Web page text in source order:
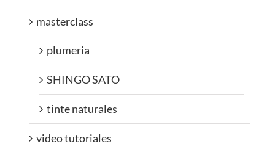
masterclass
plumeria
SHINGO SATO
tinte naturales
video tutoriales